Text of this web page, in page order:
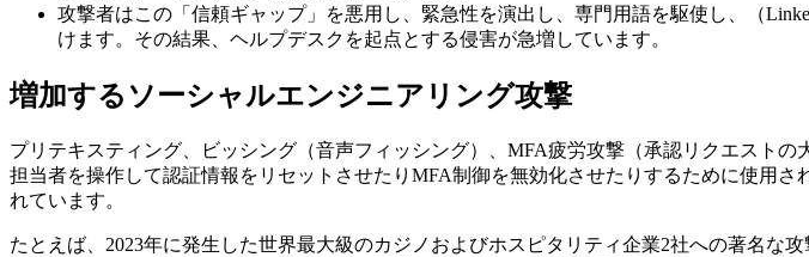
攻撃者はこの「信頼ギャップ」を悪用し、緊急性を演出し、専門用語を駆使し、（
けます。その結果、ヘルプデスクを起点とする侵害が急増しています。
増加するソーシャルエンジニアリング攻撃
プリテキスティング、ビッシング（音声フィッシング）、MFA疲労攻撃（承認リクエスト
担当者を操作して認証情報をリセットさせたりMFA制御を無効化させたりするために使用
れています。
たとえば、2023年に発生した世界最大級のカジノおよびホスピタリティ企業2社への著名